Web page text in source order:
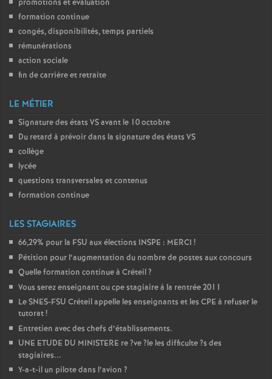
promotions et évaluation
formation continue
congés, disponibilités, temps partiels
rémunérations
action sociale
fin de carrière et retraite
LE MÉTIER
Signature des états VSavant le 10 octobre
Du retard à prévoir dans la signature des états VS
collège
lycée
questions transversales et contenus
formation continue
LES STAGIAIRES
66,29% pour la FSU aux élections INSPE : MERCI !
Pétition pour l’augmentation du nombre de postes aux concours
Quelle formation continue à Créteil?
Vous serez enseignant ou cpe stagiaire à la rentrée 2011
LeSNES-FSU Créteil appelle les enseignants et les CPE à refuser le
tutorat!
Entretien avec des chefs d’établissements.
UNE ETUDE DU MINISTERE re?ve?le les difficulte?s des
stagiaires...
Y-a-t-il un pilote dans l’avion ?